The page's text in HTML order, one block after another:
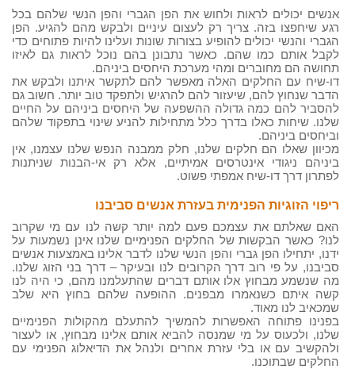
אנשים יכולים לראות ולחוש את הפן הגברי והפן הנשי שלהם בכל
רגע שיחפצו בזה. צריך רק לעצום עיניים ולבקש מהם להגיע. הפן
הגברי והנשי יכולים להופיע בצורות שונות ועלינו להיות פתוחים כדי
לקבל אותם כמו שהם. כאשר נתבונן בהם נוכל לראות גם לאיזו
תחושה הם מחוברים ומהי מערכת היחסים ביניהם.
דו-שיח עם החלקים האלה מאפשר להם לתקשר איתנו ולבקש את
הדבר שנחוץ להם, שיעזור להם להרגיש ולתפקד טוב יותר. חשוב גם
להסביר להם כמה גדולה ההשפעה של היחסים ביניהם על החיים
שלנו. שיחות כאלו בדרך כלל מתחילות להניע שינוי בתפקוד שלהם
וביחסים ביניהם.
מכיוון שאלו הם חלקים שלנו, חלק ממבנה הנפש שלנו עצמנו, אין
ביניהם ניגודי אינטרסים אמיתיים, אלא רק אי-הבנות שניתנות
לפתרון דרך דו-שיח אמפתי פשוט.
ריפוי הזוגיות הפנימית בעזרת אנשים סביבנו
האם שאלתם את עצמכם פעם למה יותר קשה לנו עם מי שקרוב
לנו? כאשר הבקשות של החלקים הפנימיים שלנו אינן נשמעות על
ידנו, יתחילו הפן גברי והפן הנשי שלנו לדבר אלינו באמצעות אנשים
סביבנו, על פי רוב דרך הקרובים לנו ובעיקר – דרך בני הזוג שלנו.
מה שנשמע מבחוץ אלו אותם דברים שהתעלמנו מהם, כי היה לנו
קשה איתם כשנאמרו מבפנים. ההופעה שלהם בחוץ היא שלב
שמכאיב לנו מאוד.
בפנינו פתוחה האפשרות להמשיך להתעלם מהקולות הפנימיים
שלנו, ולכעוס על מי שמנסה להביא אותם אלינו מבחוץ, או לעצור
ולהקשיב עם או בלי עזרת אחרים ולנהל את הדיאלוג הפנימי עם
החלקים שבתוכנו.